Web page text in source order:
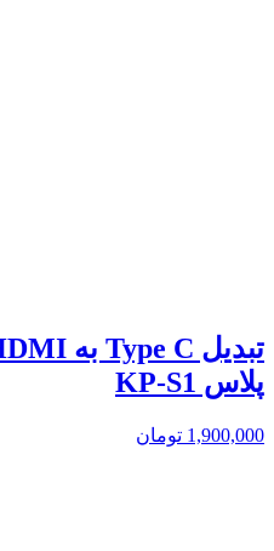
پلاس KP-S1
1,900,000 تومان